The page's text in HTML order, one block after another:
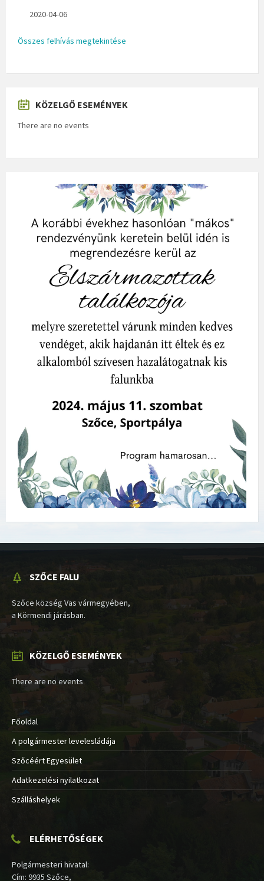
2020-04-06
Összes felhívás megtekintése
KÖZELGŐ ESEMÉNYEK
There are no events
SZŐCE FALU
Szőce község Vas vármegyében,
a Körmendi járásban.
KÖZELGŐ ESEMÉNYEK
There are no events
Főoldal
A polgármester levelesládája
Szőcéért Egyesület
Adatkezelési nyilatkozat
Szálláshelyek
ELÉRHETŐSÉGEK
Polgármesteri hivatal:
Cím: 9935 Szőce,